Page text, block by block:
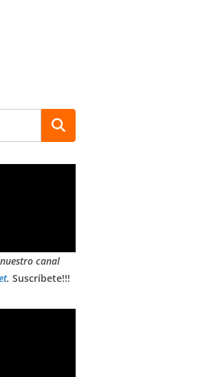
canal
. Suscríbete!!!